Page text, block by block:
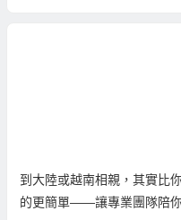
到大陸或越南相親，其實比
的更簡單——讓專業團隊陪你